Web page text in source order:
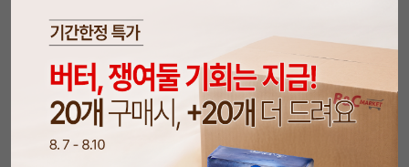
✅ 바닐라향과 크림향을 은은하게 느낄 수 있어
✅ 휘핑성과 안정성이 높아 케이크 아이싱에 사
용하기 좋습니다.